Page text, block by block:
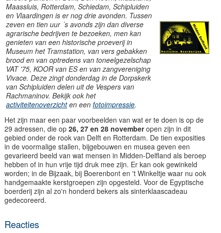
Maassluis, Rotterdam, Schiedam, Schipluiden
en Vlaardingen is er nog drie avonden. Tussen
zeven en tien uur ´s avonds zijn dan diverse
agrarische bedrijven te bezoeken, men kan
genieten van een historische proeverij in
Museum het Tramstation, van vers gebakken
brood en van optredens van toneelgezelschap
VAT '75, KOOR van ES en van zangvereniging
Vivace. Deze zingt donderdag in de Dorpskerk
van Schipluiden delen uit de Vespers van
Rachmaninov. Bekijk ook het
activiteitenoverzichten een fotoimpressie.
Het zijn maar een paar voorbeelden van wat er te doen is op de
29 adressen, die op 26, 27 en 28 novemberopen zijn in dit
gebied onder de rook van Delft en Rotterdam. De tien exposities
in de voormalige stallen, bijgebouwen en musea geven een
gevarieerd beeld van wat mensen in Midden-Delfland als beroep
hebben of in hun vrije tijd druk mee zijn. Er kan ook gewinkeld
worden; in de Bijzaak, bij Boerenbont en 't Winkeltje waar nu ook
handgemaakte kerstgroepen zijn opgesteld. Voor de Egyptische
boerderij zijn al zo'n honderd bekers als sinterklaascadeau
gedecoreerd.
Reacties